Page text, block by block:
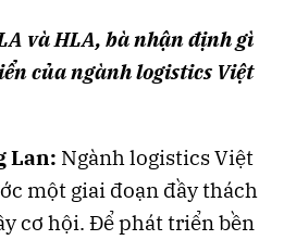
và HLA, bà nhận định gì
của ngành logistics Việt
Lan: Ngành logistics Việt
một giai đoạn đầy thách
cơ hội. Để phát triển bền